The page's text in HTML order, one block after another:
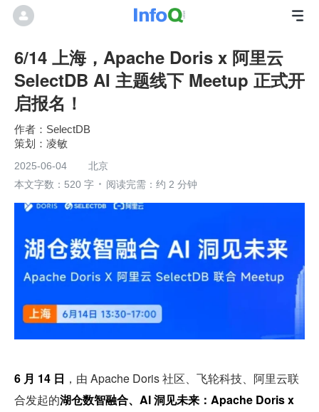
6/14 上海，Apache Doris x 阿里云
SelectDB AI 主题线下 Meetup 正式开
启报名！
SelectDB
凌敏
2025-06-04
北京
本文字数：520 字
阅读完需：约 2 分钟
6 月 14 日 ，由 Apache Doris 社区、飞轮科技、阿里云联
合发起的湖仓数智融合、AI 洞见未来：Apache Doris x